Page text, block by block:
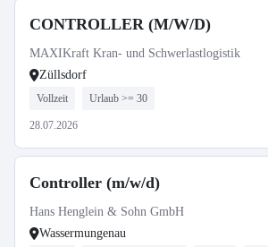
CONTROLLER (M/W/D)
MAXIKraft Kran- und Schwerlastlogistik
Züllsdorf
Vollzeit Urlaub >= 30
28.07.2026
Controller (m/w/d)
Hans Henglein & Sohn GmbH
Wassermungenau